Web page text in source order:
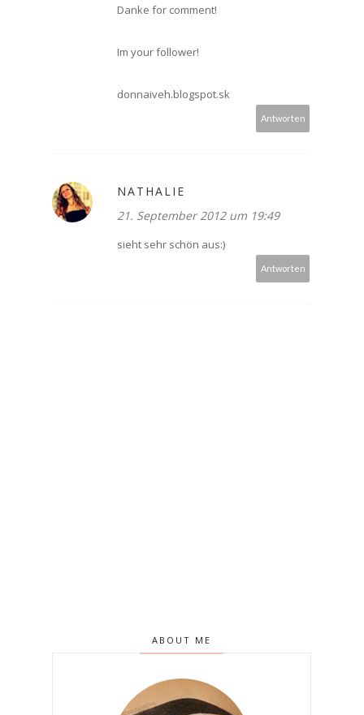
Danke for comment!
Im your follower!
donnaiveh.blogspot.sk
Antworten
NATHALIE
21. September 2012 um 19:49
sieht sehr schön aus:)
Antworten
ABOUT ME